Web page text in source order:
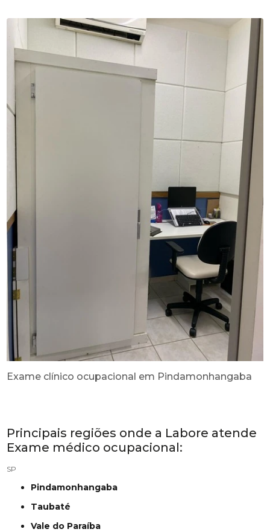
Exame clínico ocupacional em Pindamonhangaba
Principais regiões onde a Labore atende
Exame médico ocupacional:
SP
Pindamonhangaba
Taubaté
Vale do Paraíba